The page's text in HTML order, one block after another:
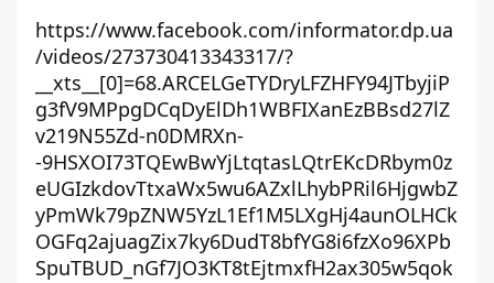
https://www.facebook.com/informator.dp.ua
/videos/273730413343317/?
__xts__[0]=68.ARCELGeTYDryLFZHFY94JTbyjiP
g3fV9MPpgDCqDyElDh1WBFIXanEzBBsd27lZ
v219N55Zd-n0DMRXn-
-9HSXOI73TQEwBwYjLtqtasLQtrEKcDRbym0z
eUGIzkdovTtxaWx5wu6AZxlLhybPRil6HjgwbZ
yPmWk79pZNW5YzL1Ef1M5LXgHj4aunOLHCk
OGFq2ajuagZix7ky6DudT8bfYG8i6fzXo96XPb
SpuTBUD_nGf7JO3KT8tEjtmxfH2ax305w5qok